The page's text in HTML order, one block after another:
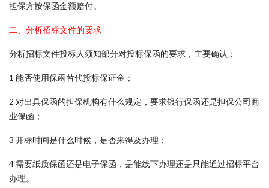
担保方按保函金额赔付。
二、分析招标文件的要求
分析招标文件投标人须知部分对投标保函的要求，主要确认：
1 能否使用保函替代投标保证金；
2 对出具保函的担保机构有什么规定，要求银行保函还是担保公司商
业保函；
3 开标时间是什么时候，是否来得及办理；
4 需要纸质保函还是电子保函，是能线下办理还是只能通过招标平台
办理。